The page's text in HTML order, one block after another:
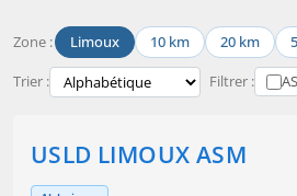
Zone : Limoux 10 km 20 km
Trier : Filtrer :
USLD LIMOUX ASM